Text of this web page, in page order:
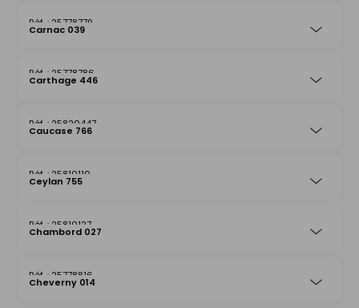
25778779
Carnac 039
25778786
Carthage 446
25820447
Caucase 766
25810110
Ceylan 755
25810127
Chambord 027
25778816
Cheverny 014